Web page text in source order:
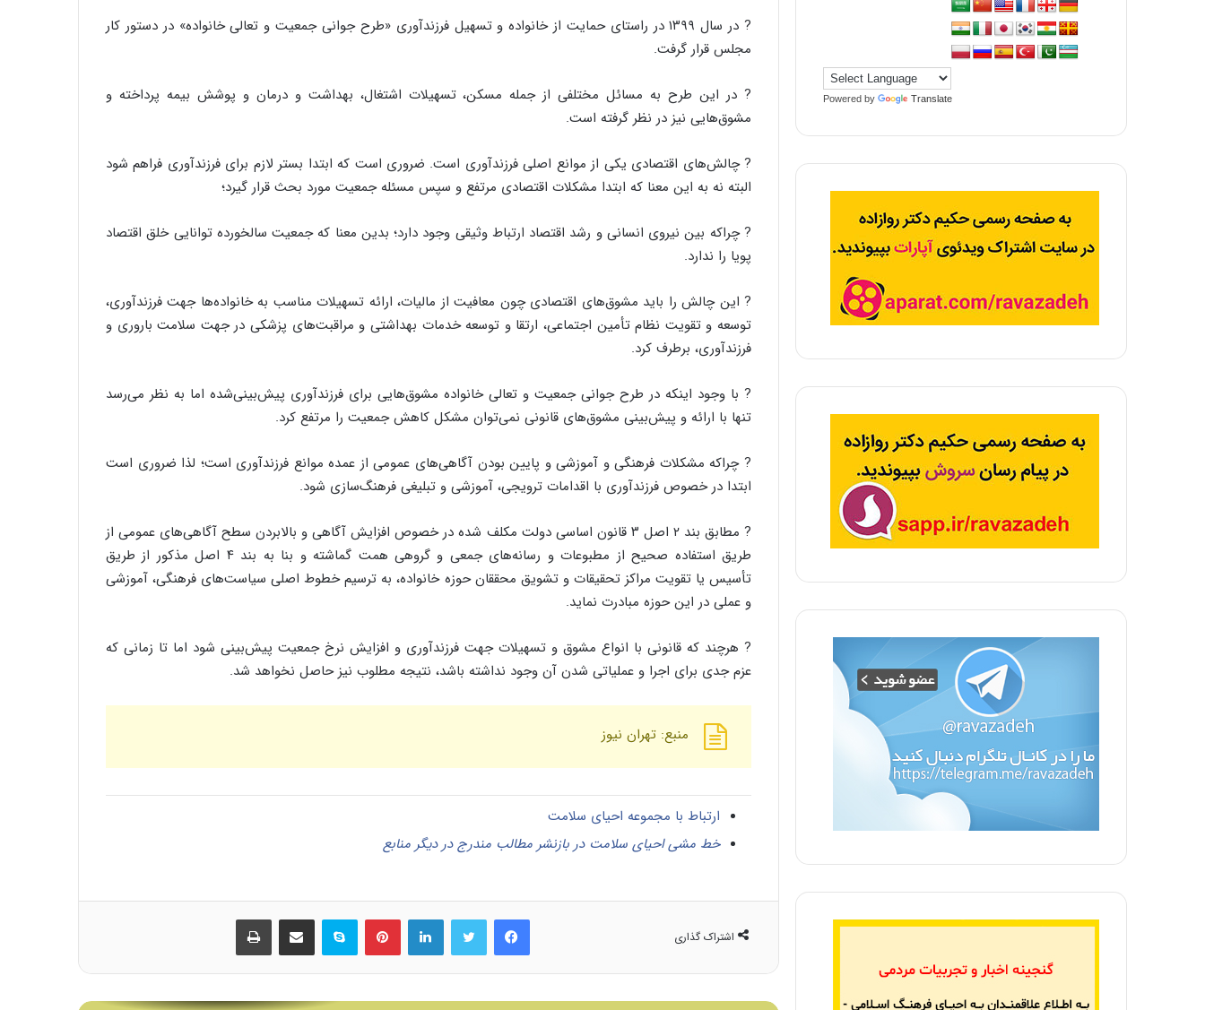
? در سال ۱۳۹۹ در راستای حمایت از خانواده و تسهیل فرزندآوری «طرح جوانی جمعیت و تعالی خانواده» در دستور کار
مجلس قرار گرفت.
? در این طرح به مسائل مختلفی از جمله مسکن، تسهیلات اشتغال، بهداشت و درمان و پوشش بیمه پرداخته و
مشوق‌هایی نیز در نظر گرفته است.
? چالش‌های اقتصادی یکی از موانع اصلی فرزندآوری است. ضروری است که ابتدا بستر لازم برای فرزندآوری فراهم شود
البته نه به این معنا که ابتدا مشکلات اقتصادی مرتفع و سپس مسئله جمعیت مورد بحث قرار گیرد؛
? چراکه بین نیروی انسانی و رشد اقتصاد ارتباط وثیقی وجود دارد؛ بدین معنا که جمعیت سالخورده توانایی خلق اقتصاد
پویا را ندارد.
? این چالش را باید مشوق‌های اقتصادی چون معافیت از مالیات، ارائه تسهیلات مناسب به خانواده‌ها جهت فرزندآوری،
توسعه و تقویت نظام تأمین اجتماعی، ارتقا و توسعه خدمات بهداشتی و مراقبت‌های پزشکی در جهت سلامت باروری و
فرزندآوری، برطرف کرد.
? با وجود اینکه در طرح جوانی جمعیت و تعالی خانواده مشوق‌هایی برای فرزندآوری پیش‌بینی‌شده اما به نظر می‌رسد
تنها با ارائه و پیش‌بینی مشوق‌های قانونی نمی‌توان مشکل کاهش جمعیت را مرتفع کرد.
? چراکه مشکلات فرهنگی و آموزشی و پایین بودن آگاهی‌های عمومی از عمده موانع فرزندآوری است؛ لذا ضروری است
ابتدا در خصوص فرزندآوری با اقدامات ترویجی، آموزشی و تبلیغی فرهنگ‌سازی شود.
? مطابق بند ۲ اصل ۳ قانون اساسی دولت مکلف شده در خصوص افزایش آگاهی و بالابردن سطح آگاهی‌های عمومی از
طریق استفاده صحیح از مطبوعات و رسانه‌های جمعی و گروهی همت گماشته و بنا به بند ۴ اصل مذکور از طریق
تأسیس یا تقویت مراکز تحقیقات و تشویق محققان حوزه خانواده، به ترسیم خطوط اصلی سیاست‌های فرهنگی، آموزشی
و عملی در این حوزه مبادرت نماید.
? هرچند که قانونی با انواع مشوق و تسهیلات جهت فرزندآوری و افزایش نرخ جمعیت پیش‌بینی شود اما تا زمانی که
عزم جدی برای اجرا و عملیاتی شدن آن وجود نداشته باشد، نتیجه مطلوب نیز حاصل نخواهد شد.
منبع: تهران نیوز
ارتباط با مجموعه احیای سلامت
خط مشی احیای سلامت در بازنشر مطالب مندرج در دیگر منابع
اشتراک گذاری
فیس بوک لینکدین ‫پین‌ترست اسکایپ اشتراک گذاری از طریق ایمیل
داروی تقویت عصب
مقاله شماره سی وسوم: سم دیازینون می تواند
بیان احوال شهرهای رومیّه و کیفیّت تدبیر آن:
Powered by Translate